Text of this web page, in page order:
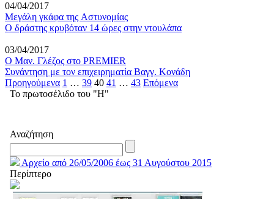
04/04/2017
Μεγάλη γκάφα της Aστυνομίας
Ο δράστης κρυβόταν 14 ώρες στην ντουλάπα
03/04/2017
O Mαν. Γλέζος στο PREMIER
Συνάντηση με τον επιχειρηματία Βαγγ. Κονάδη
Σελιδοποίηση
άρθρων
Προηγούμενα 1 … 39 40 41 … 43 Επόμενα
Το πρωτοσέλιδο του "Η"
Αναζήτηση
Αρχείο από 26/05/2006 έως 31 Αυγούστου 2015
Περίπτερο